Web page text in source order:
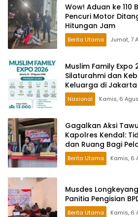
Wow! Aduan ke 110
Pencuri Motor
Hitungan Jam
Berita Utama Jumat, 7
Muslim Family Expo
Silaturahmi dan
Keluarga di Jakarta
Nasional Kamis, 6
Gagalkan Aksi
Kapolres Kendal:
dan Ruang Bagi
Jalanan
Berita Utama Kamis, 6
Musdes
Panitia Pengisian
Berita Utama Kamis, 6